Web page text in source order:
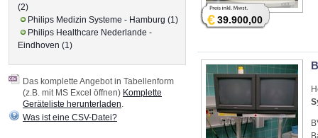
€39.900,00
(2)
Philips Medizin Systeme - Hamburg (1)
Philips Healthcare Nederlande -
Eindhoven (1)
Das komplette Angebot in Tabellenform
(z.B. mit MS Excel öffnen) Komplette
Geräteliste herunterladen
Was ist eine CSV-Datei?